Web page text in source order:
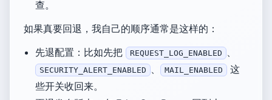
查。
如果真要回退，我自己的顺序通常是这样的：
先退配置：比如先把 REQUEST_LOG_ENABLED
SECURITY_ALERT_ENABLED 、 MAIL_ENABLED
这
些开关收回来。